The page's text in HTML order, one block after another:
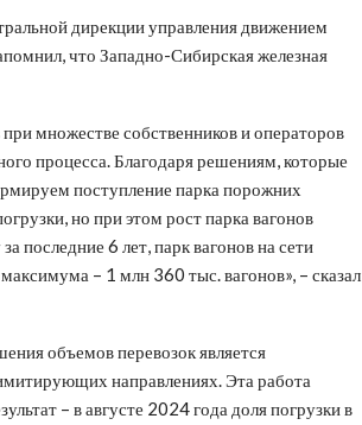
дирекции управления движением
что Западно-Сибирская железная
множестве собственников и операторов
процесса. Благодаря решениям, которые
поступление парка порожних
но при этом рост парка вагонов
последние 6 лет, парк вагонов на сети
– 1 млн 360 тыс. вагонов», – сказал
объемов перевозок является
направлениях. Эта работа
– в августе 2024 года доля погрузки в